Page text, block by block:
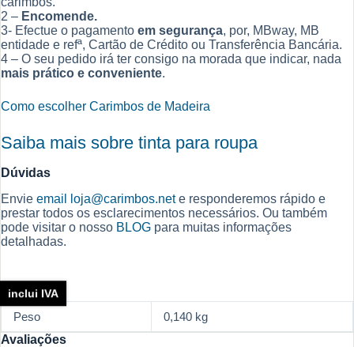
2 – Encomende.
3- Efectue o pagamento em segurança, por, MBway, MB
entidade e refª, Cartão de Crédito ou Transferência Bancária.
4 – O seu pedido irá ter consigo na morada que indicar, nada
mais prático e conveniente.
Como escolher Carimbos de Madeira
Saiba mais sobre tinta para roupa
Dúvidas
Envie email loja@carimbos.nete responderemos rápido e
prestar todos os esclarecimentos necessários. Ou também
pode visitar o nosso BLOG para muitas informações
detalhadas.
Peso
0,140 kg
Avaliações
inclui IVA